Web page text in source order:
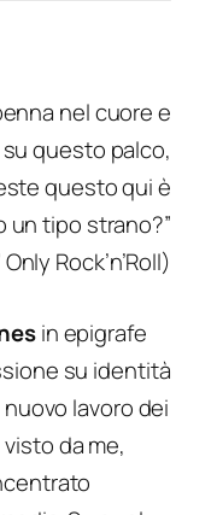
nel cuore e
questo palco,
questo qui è
un tipo strano?”
Rock’n’Roll)
in epigrafe
su identità
lavoro dei
da me,